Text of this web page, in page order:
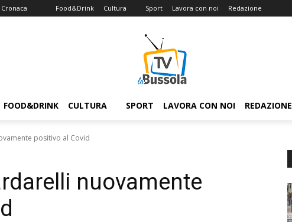
Cronaca Food&Drink Cultura Sport Lavora con noi Redazione
FOOD&DRINK CULTURA SPORT LAVORA CON NOI REDAZIONE
positivo al Covid
nuovamente